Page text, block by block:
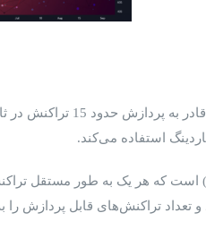
است که هر یک به طور مستقل
و تعداد تراکنش‌های قابل پردازش